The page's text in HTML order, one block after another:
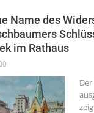
Name des
im Rathaus